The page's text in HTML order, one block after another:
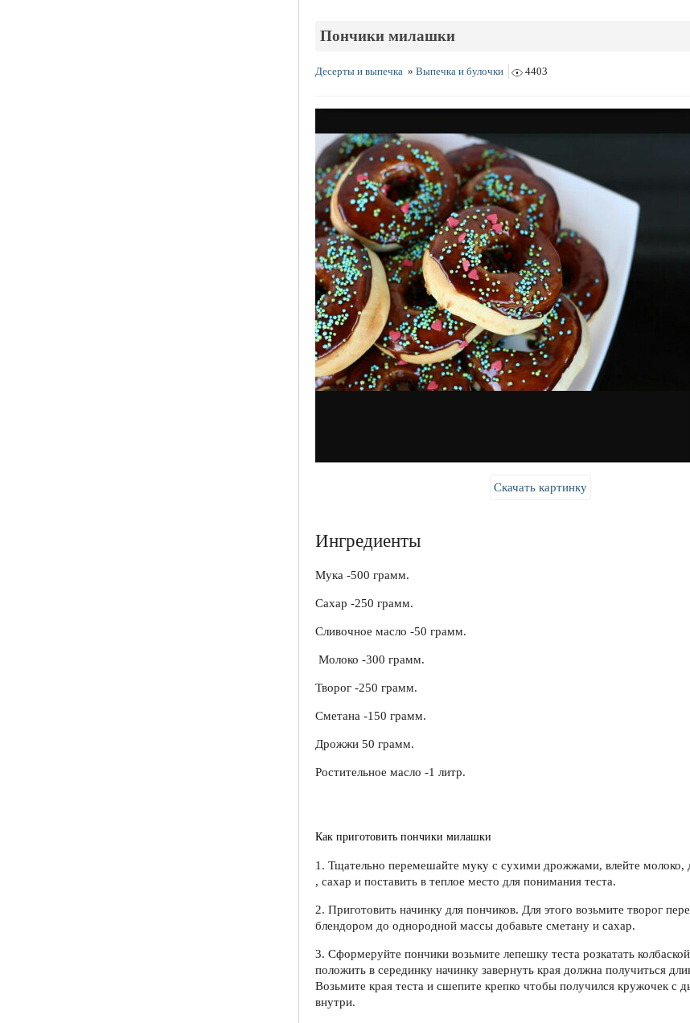
Пончики милашки
Десерты и выпечка » Выпечка и булочки 4403
Скачать картинку
Ингредиенты
Мука -500 грамм.
Сахар -250 грамм.
Сливочное масло -50 грамм.
Молоко -300 грамм.
Творог -250 грамм.
Сметана -150 грамм.
Дрожжи 50 грамм.
Ростительное масло -1 литр.
Как приготовить пончики милашки
1. Тщательно перемешайте муку с сухими дрожжами, влейте молоко,
, сахар и поставить в теплое место для понимания теста.
2. Приготовить начинку для пончиков. Для этого возьмите творог
блендором до однородной массы добавьте сметану и сахар.
3. Сформеруйте пончики возьмите лепешку теста розкатать
положить в серединку начинку завернуть края должна получиться
Возьмите края теста и сшепите крепко чтобы получился кружочек с
внутри.